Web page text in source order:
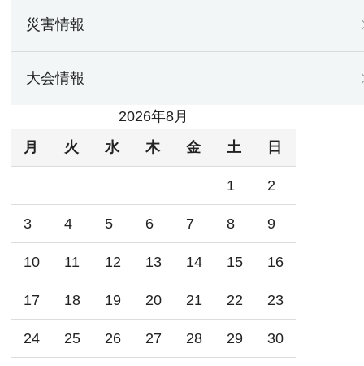
災害情報
大会情報
2026年8月
月
火 水 木 金 土 日
1 2
3 4 5 6 7 8 9
10 11 12 13 14 15 16
17 18 19 20 21 22 23
24 25 26 27 28 29 30